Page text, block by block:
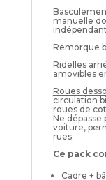
manuelle
Remorque
Ridelles
amovibles
Roues
circulation
roues de
Ne dépasse
voiture,
rues.
Ce pack
Cadre +